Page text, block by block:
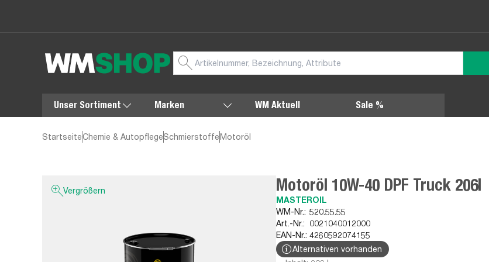
Unser Sortiment Marken WM Aktuell Sale %
StartseiteChemie & AutopflegeSchmierstoffeMotoröl
Vergrößern Motoröl 10W-40 DPF Truck 206l
MASTEROIL
WM-Nr.: 520.55.55
Art.-Nr.: 0021040012000
EAN-Nr.: 4260592074155
Alternativen vorhanden